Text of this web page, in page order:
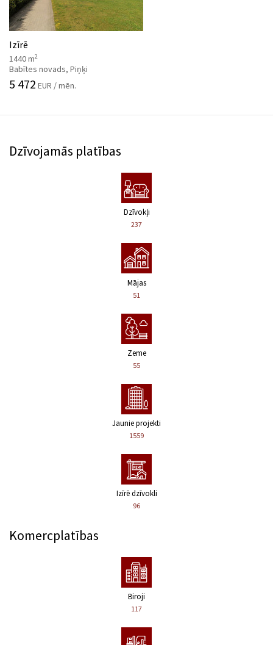
Izīrē
1440 m2
Babītes novads, Piņķi
5 472 EUR / mēn.
Dzīvojamās platības
Dzīvokļi
237
Mājas
51
Zeme
55
Jaunie projekti
1559
Izīrē dzīvokli
96
Komercplatības
Biroji
117